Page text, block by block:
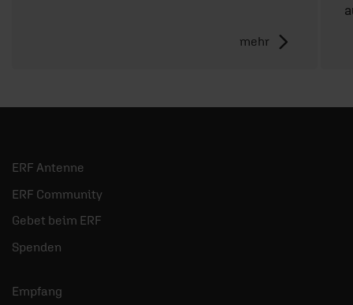
mehr
ERF Antenne
ERF Community
Gebet beim ERF
Spenden
Empfang